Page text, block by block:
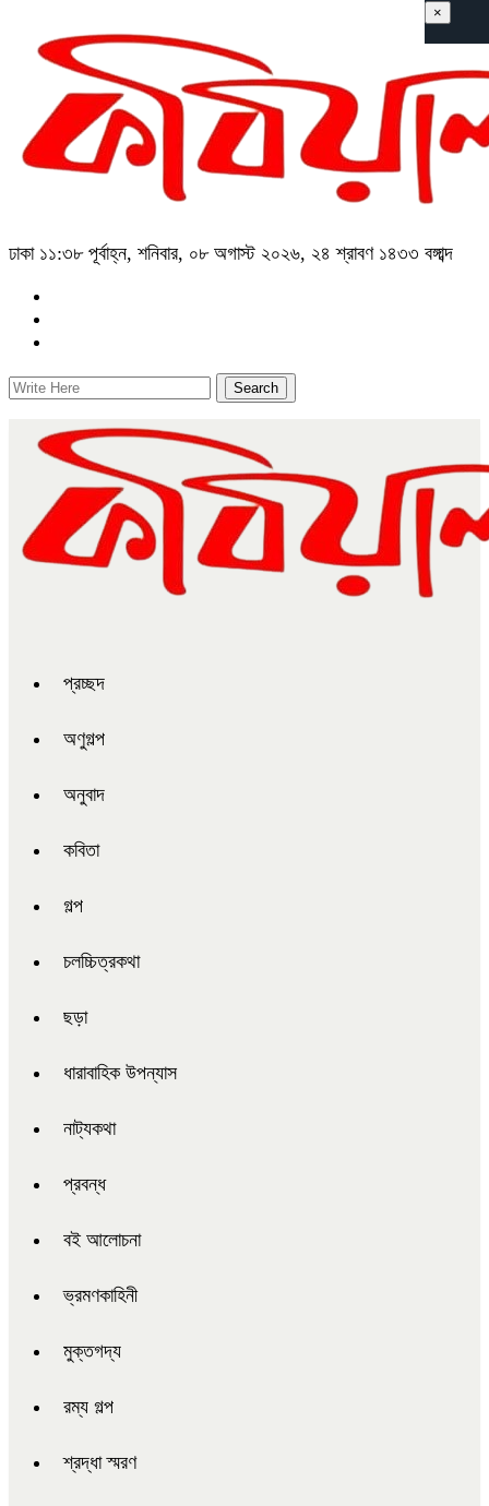
ঢাকা ১১:৩৮ পূর্বাহ্ন, শনিবার, ০৮ অগাস্ট ২০২৬, ২৪ শ্রাবণ ১৪৩৩ বঙ্গাব্দ
প্রচ্ছদ
অণুগল্প
অনুবাদ
কবিতা
গল্প
চলচ্চিত্রকথা
ছড়া
ধারাবাহিক উপন্যাস
নাট্যকথা
প্রবন্ধ
বই আলোচনা
ভ্রমণকাহিনী
মুক্তগদ্য
রম্য গল্প
শ্রদ্ধা স্মরণ
×